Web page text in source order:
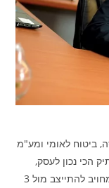
ביטוח לאומי ומע"מ
הכי נכון לעסק,
בשונה משכיר, בעל עסק חדש (גם עוסק פטור) מחויב להתייצב מול 3